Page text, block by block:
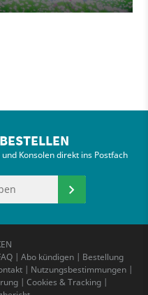
Konsolen direkt ins Postfach
| Abo kündigen| Bestellung
Nutzungsbestimmungen
| Cookies & Tracking|